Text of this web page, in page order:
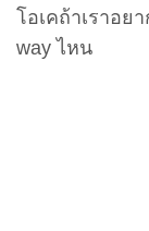
โอเคถ้าเราอย
way ไหน